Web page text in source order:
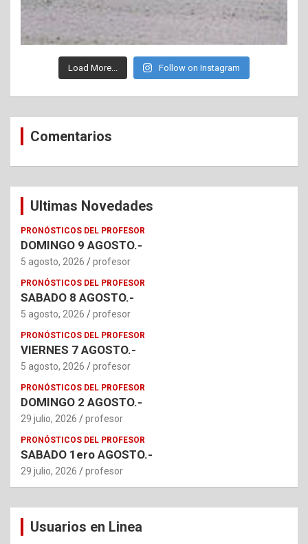
Load More... Follow on Instagram
Comentarios
Ultimas Novedades
PRONÓSTICOS DEL PROFESOR
DOMINGO 9 AGOSTO.-
5 agosto, 2026 profesor
PRONÓSTICOS DEL PROFESOR
SABADO 8 AGOSTO.-
5 agosto, 2026 profesor
PRONÓSTICOS DEL PROFESOR
VIERNES 7 AGOSTO.-
5 agosto, 2026 profesor
PRONÓSTICOS DEL PROFESOR
DOMINGO 2 AGOSTO.-
29 julio, 2026 profesor
PRONÓSTICOS DEL PROFESOR
SABADO 1ero AGOSTO.-
29 julio, 2026 profesor
Usuarios en Linea